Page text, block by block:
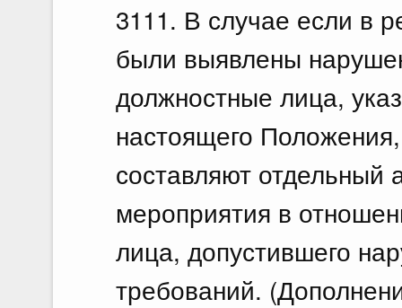
3111. В случае если в
были выявлены
должностные лица,
настоящего
составляют отдельный
мероприятия в
лица, допустившего
требований.